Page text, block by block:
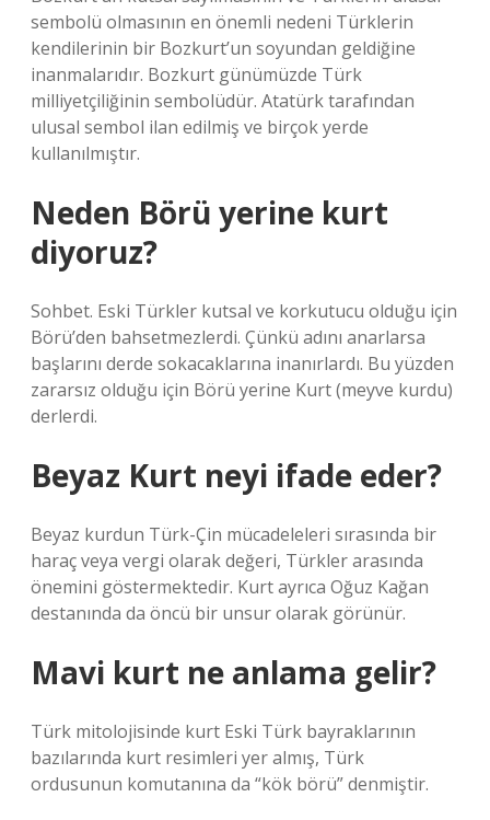
sembolü olmasının en önemli nedeni Türklerin
kendilerinin bir Bozkurt’un soyundan geldiğine
inanmalarıdır. Bozkurt günümüzde Türk
milliyetçiliğinin sembolüdür. Atatürk tarafından
ulusal sembol ilan edilmiş ve birçok yerde
kullanılmıştır.
Neden Börü yerine kurt
diyoruz?
Sohbet. Eski Türkler kutsal ve korkutucu olduğu için
Börü’den bahsetmezlerdi. Çünkü adını anarlarsa
başlarını derde sokacaklarına inanırlardı. Bu yüzden
zararsız olduğu için Börü yerine Kurt (meyve kurdu)
derlerdi.
Beyaz Kurt neyi ifade eder?
Beyaz kurdun Türk-Çin mücadeleleri sırasında bir
haraç veya vergi olarak değeri, Türkler arasında
önemini göstermektedir. Kurt ayrıca Oğuz Kağan
destanında da öncü bir unsur olarak görünür.
Mavi kurt ne anlama gelir?
Türk mitolojisinde kurt Eski Türk bayraklarının
bazılarında kurt resimleri yer almış, Türk
ordusunun komutanına da “kök börü” denmiştir.